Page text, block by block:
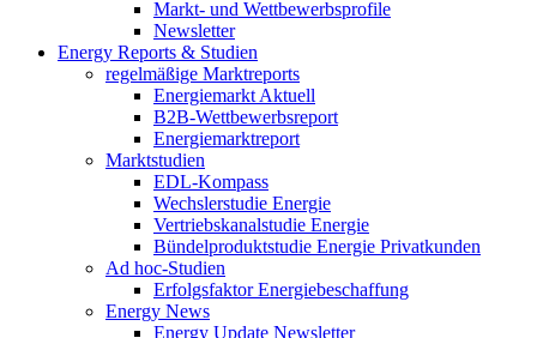
Markt- und Wettbewerbsprofile
Newsletter
Energy Reports & Studien
regelmäßige Marktreports
Energiemarkt Aktuell
B2B-Wettbewerbsreport
Energiemarktreport
Marktstudien
EDL-Kompass
Wechslerstudie Energie
Vertriebskanalstudie Energie
Bündelproduktstudie Energie Privatkunden
Ad hoc-Studien
Erfolgsfaktor Energiebeschaffung
Energy News
Energy Update Newsletter